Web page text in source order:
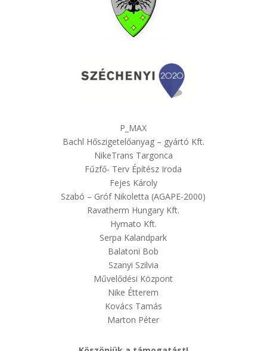
P_MAX
Bachl Hőszigetelőanyag – gyártó Kft.
NikeTrans Targonca
Fűzfő- Terv Építész Iroda
Fejes Károly
Szabó – Gróf Nikoletta (AGAPE-2000)
Ravatherm Hungary Kft.
Hymato Kft.
Serpa Kalandpark
Balatoni Bob
Szanyi Szilvia
Művelődési Központ
Nike Étterem
Kovács Tamás
Marton Péter